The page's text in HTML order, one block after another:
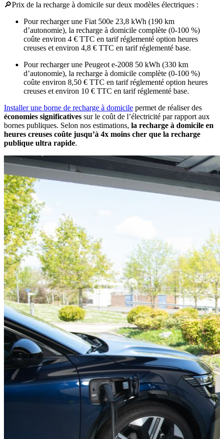
🔎Prix de la recharge à domicile sur deux modèles électriques :
Pour recharger une Fiat 500e 23,8 kWh (190 km
d’autonomie), la recharge à domicile complète (0-100 %)
coûte environ 4 € TTC en tarif réglementé option heures
creuses et environ 4,8 € TTC en tarif réglementé base.
Pour recharger une Peugeot e-2008 50 kWh (330 km
d’autonomie), la recharge à domicile complète (0-100 %)
coûte environ 8,50 € TTC en tarif réglementé option heures
creuses et environ 10 € TTC en tarif réglementé base.
Installer une borne de recharge à domicile permet de réaliser des
économies significatives sur le coût de l’électricité par rapport aux
bornes publiques. Selon nos estimations, la recharge à domicile en
heures creuses coûte jusqu’à 4x moins cher que la recharge
publique ultra rapide.